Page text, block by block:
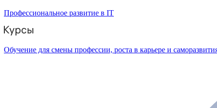
Профессиональное развитие в IT
Обучение для смены профессии, роста в карьере и